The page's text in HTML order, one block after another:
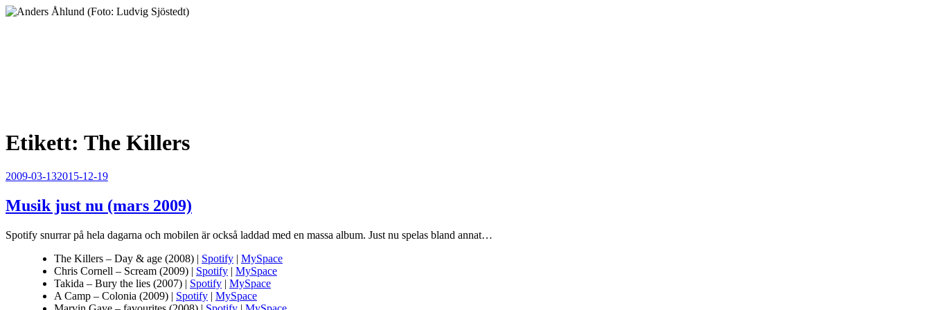
Hoppa
Etikett: The Killers
Publicerat
2009-03-132015-12-19
Musik just nu (mars 2009)
Spotify snurrar på hela dagarna och mobilen är också laddad med en massa album. Just nu spelas bland annat…
The Killers – Day & age (2008) | Spotify | MySpace
Chris Cornell – Scream (2009) | Spotify | MySpace
Takida – Bury the lies (2007) | Spotify | MySpace
A Camp – Colonia (2009) | Spotify | MySpace